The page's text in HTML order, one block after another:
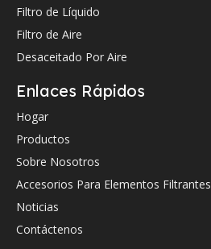
Filtro de Líquido
Filtro de Aire
Desaceitado Por Aire
Enlaces Rápidos
Hogar
Productos
Sobre Nosotros
Accesorios Para Elementos Filtrantes
Noticias
Contáctenos